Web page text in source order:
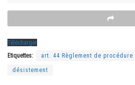
Télécharger
Etiquettes: art. 44 Règlement de procédure
désistement